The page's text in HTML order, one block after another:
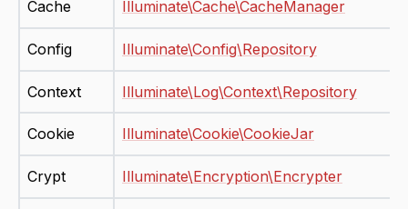
Cache Illuminate\Cache\CacheManager
Config Illuminate\Config\Repository
Context Illuminate\Log\Context\Repository
Cookie Illuminate\Cookie\CookieJar
Crypt Illuminate\Encryption\Encrypter